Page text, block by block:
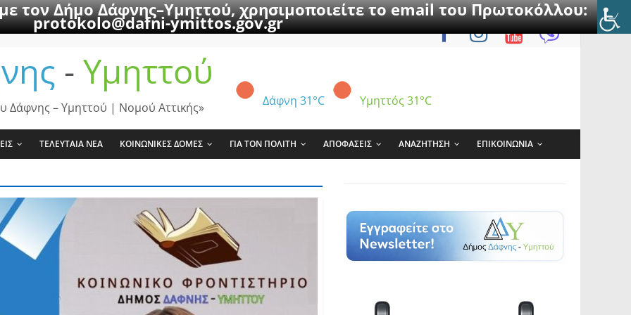
τον Δήμο Δάφνης–Υμηττού, χρησιμοποιείτε το email του Πρωτοκόλλου:
protokolo@dafni-ymittos.gov.gr
- Υμηττού
Δάφνη 31°C Υμηττός 31°C
Δάφνης – Υμηττού | Νομού Αττικής»
ΤΕΛΕΥΤΑΙΑ ΝΕΑ ΚΟΙΝΩΝΙΚΕΣ ΔΟΜΕΣ ΓΙΑ ΤΟΝ ΠΟΛΙΤΗ ΑΠΟΦΑΣΕΙΣ ΑΝΑΖΗΤΗΣΗ ΕΠΙΚΟΙΝΩΝΙΑ